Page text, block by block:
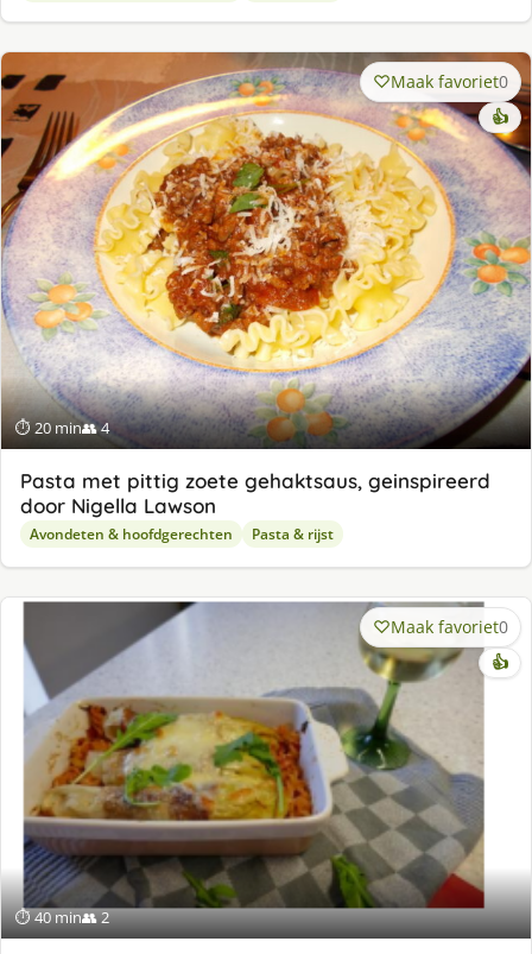
⏱ 20 min👥 4
Maak favoriet0
👍
Pasta met pittig zoete gehaktsaus, geinspireerd
door Nigella Lawson
Avondeten & hoofdgerechten Pasta & rijst
⏱ 40 min👥 2
Maak favoriet0
👍